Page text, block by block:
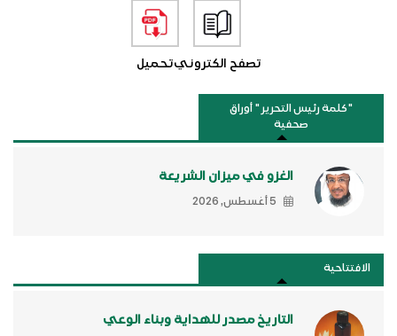
تصفح الكترونيتحميل
"كلمة رئيس التحرير " أوراق
صحفية
الغزو في ميزان الشريعة
5 أغسطس, 2026
الافتتاحية
التاريخ مصدر للهداية وبناء الوعي